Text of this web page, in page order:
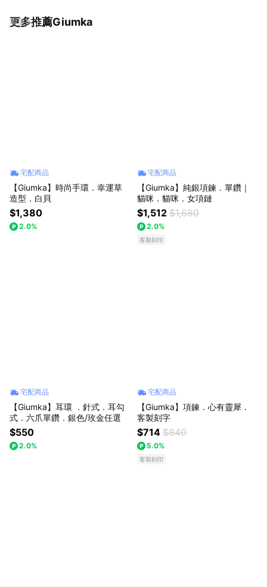
更多推薦Giumka
看更多
宅配商品
【Giumka】時尚手環．幸運草
造型．白貝
$1,380
2.0%
宅配商品
【Giumka】純銀項鍊．單鑽｜
貓咪．貓咪．女項鏈
$1,512 $1,680
2.0%
客製刻印
宅配商品
【Giumka】耳環 ．針式．耳勾
式．六爪單鑽．銀色/玫金任選
$550
2.0%
宅配商品
【Giumka】項鍊．心有靈犀．
客製刻字
$714 $840
5.0%
客製刻印